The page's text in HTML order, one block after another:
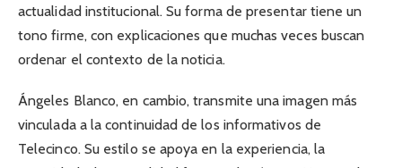
actualidad institucional. Su forma de presentar tiene un
tono firme, con explicaciones que muchas veces buscan
ordenar el contexto de la noticia.
Ángeles Blanco, en cambio, transmite una imagen más
vinculada a la continuidad de los informativos de
Telecinco. Su estilo se apoya en la experiencia, la